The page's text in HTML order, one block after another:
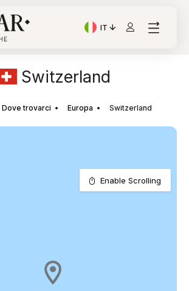
IT
Lingua corrente:
Switzerland
Dove trovarci Europa Switzerland
Enable Scrolling